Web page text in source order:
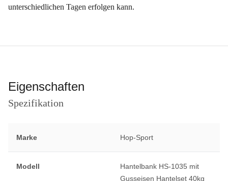
unterschiedlichen Tagen erfolgen kann.
Eigenschaften
Spezifikation
Marke Hop-Sport
Modell
Hantelbank HS-1035 mit
Gusseisen Hantelset 40kg